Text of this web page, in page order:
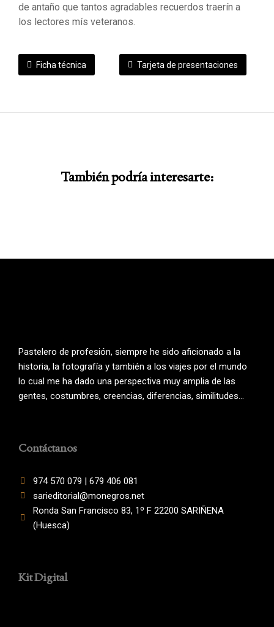
de antaño que tantos agradables recuerdos traerín a
los lectores mís veteranos.
Ficha técnica Tarjeta de presentaciones
También podría interesarte:
Pastelero de profesión, siempre he sido aficionado a la
historia, la fotografía y también a los viajes por el mundo
lo cual me ha dado una perspectiva muy amplia de las
gentes, costumbres, creencias, diferencias, similitudes…
Contáctanos
974 570 079 | 679 406 081
sarieditorial@monegros.net
Ronda San Francisco 83, 1º F 22200 SARIÑENA
(Huesca)
Kit Digital